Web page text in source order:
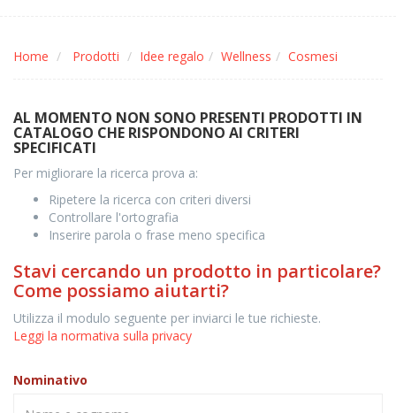
Home Prodotti Idee regalo Wellness Cosmesi
AL MOMENTO NON SONO PRESENTI PRODOTTI IN
CATALOGO CHE RISPONDONO AI CRITERI
SPECIFICATI
Per migliorare la ricerca prova a:
Ripetere la ricerca con criteri diversi
Controllare l'ortografia
Inserire parola o frase meno specifica
Stavi cercando un prodotto in particolare?
Come possiamo aiutarti?
Utilizza il modulo seguente per inviarci le tue richieste.
Leggi la normativa sulla privacy
Nominativo